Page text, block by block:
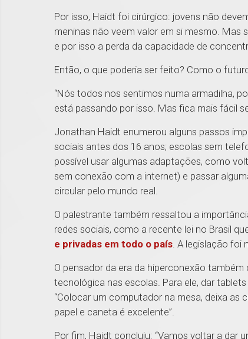
Por isso, Haidt foi cirúrgico: jovens não
meninas não veem valor em si mesmo.
e por isso a perda da capacidade de
Então, o que poderia ser feito? Como o
“Nós todos nos sentimos numa armadilha,
está passando por isso. Mas fica mais fácil
Jonathan Haidt enumerou alguns passos
sociais antes dos 16 anos; escolas sem
possível usar algumas adaptações, como
sem conexão com a internet) e passar
circular pelo mundo real.
O palestrante também ressaltou a
redes sociais, como a recente lei no Brasil
e privadas em todo o país. A legislação foi
O pensador da era da hiperconexão
tecnológica nas escolas. Para ele, dar
“Colocar um computador na mesa, deixa as
papel e caneta é excelente”.
Por fim, Haidt concluiu: “Vamos voltar a dar